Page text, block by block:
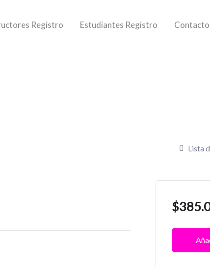
Registro Estudiantes Registro Contacto
Lista
$